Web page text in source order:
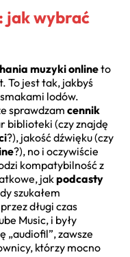
jak wybrać
muzyki onlineto
To jest tak, jakbyś
lodów.
sprawdzam cennik
biblioteki (czy znajdę
?), jakość dźwięku (czy
?), no i oczywiście
kompatybilność z
jakpodcasty
szukałem
długi czas
Music, i były
„audiofil”, zawsze
którzy mocno